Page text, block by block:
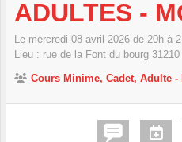
ADULTES -
Le mercredi 08 avril 2026 de 20h à
Lieu : rue de la Font du bourg 31210
Cours Minime, Cadet, Adulte -